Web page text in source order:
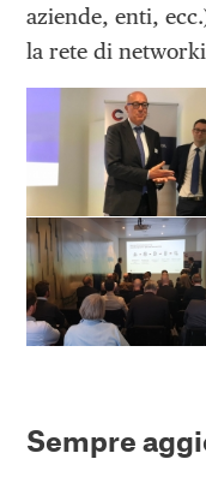
aziende, enti,
la rete di
Sempre